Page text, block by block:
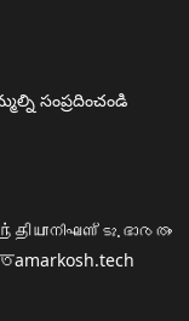
సంప్రదించండి
നിഘണ്ടു.ഭാരതം
amarkosh.tech